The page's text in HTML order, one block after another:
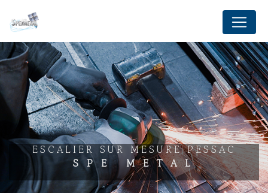
ESCALIER SUR MESURE PESSAC
SPE METAL